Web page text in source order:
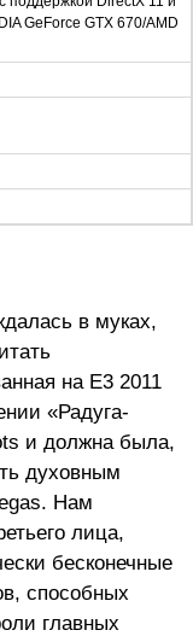
GeForce GTX 670/AMD
в муках,
на E3 2011
«Радуга-
и должна была,
духовным
Нам
лица,
бесконечные
способных
главных